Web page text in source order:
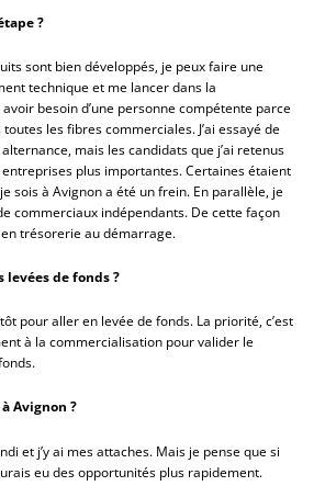
?
sont bien développés, je peux faire une
technique et me lancer dans la
besoin d’une personne compétente parce
toutes les fibres commerciales. J’ai essayé de
mais les candidats que j’ai retenus
entreprises plus importantes. Certaines étaient
sois à Avignon a été un frein. En parallèle, je
commerciaux indépendants. De cette façon
trésorerie au démarrage.
levées de fonds ?
pour aller en levée de fonds. La priorité, c’est
à la commercialisation pour valider le
Avignon ?
et j’y ai mes attaches. Mais je pense que si
eu des opportunités plus rapidement.